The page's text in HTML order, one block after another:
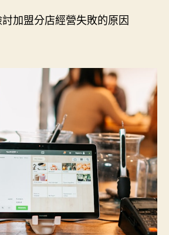
加盟分店經營失敗的原因